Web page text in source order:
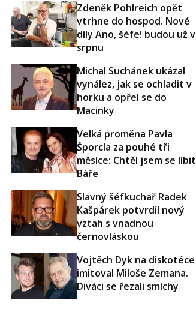
Zdeněk Pohlreich opět
vtrhne do hospod. Nové
díly Ano, šéfe! budou už v
srpnu
Michal Suchánek ukázal
vynález, jak se ochladit v
horku a opřel se do
Macinky
Velká proměna Pavla
Šporcla za pouhé tři
měsíce: Chtěl jsem se líbit
Báře
Slavný šéfkuchař Radek
Kašpárek potvrdil nový
vztah s vnadnou
černovláskou
Vojtěch Dyk na diskotéce
imitoval Miloše Zemana.
Diváci se řezali smíchy